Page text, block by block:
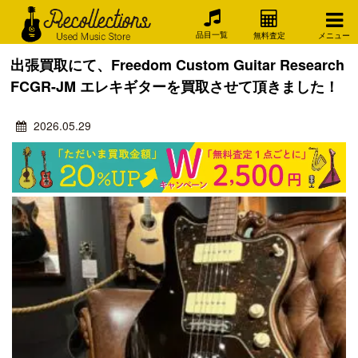
品目一覧 無料査定 メニュー
出張買取にて、Freedom Custom Guitar Research
FCGR-JM エレキギターを買取させて頂きました！
2026.05.29